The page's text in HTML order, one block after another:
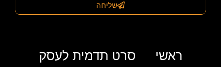
שליחה
ראשי סרט תדמית לעסק